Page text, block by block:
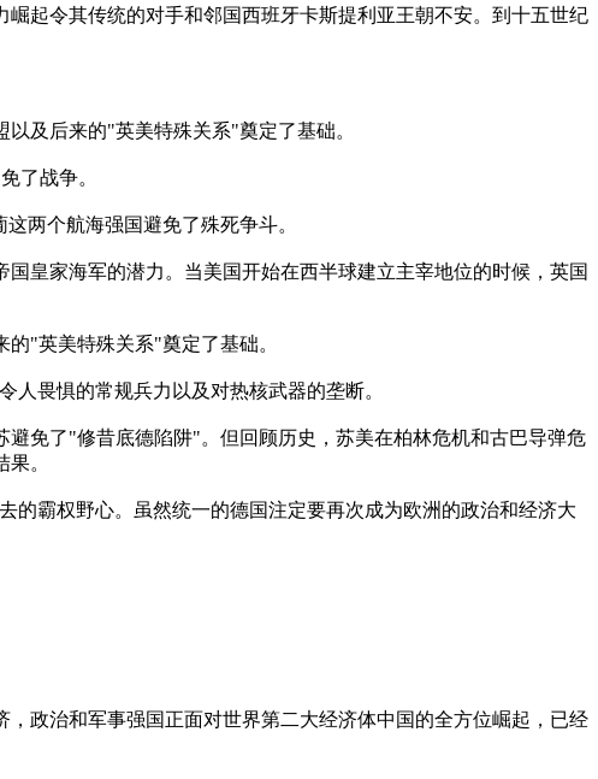
起令其传统的对手和邻国西班牙卡斯提利亚王朝不安。到十五世纪
及后来的"英美特殊关系"奠定了基础。
了战争。
两个航海强国避免了殊死争斗。
皇家海军的潜力。当美国开始在西半球建立主宰地位的时候，英国
"英美特殊关系"奠定了基础。
人畏惧的常规兵力以及对热核武器的垄断。
免了"修昔底德陷阱"。但回顾历史，苏美在柏林危机和古巴导弹危
。
的霸权野心。虽然统一的德国注定要再次成为欧洲的政治和经济大
政治和军事强国正面对世界第二大经济体中国的全方位崛起，已经